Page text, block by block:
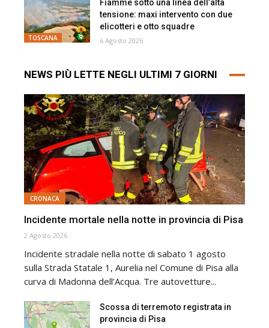
TOSCANA
Fiamme sotto una linea dell’alta
tensione: maxi intervento con due
elicotteri e otto squadre
6 Agosto 2026
NEWS PIÙ LETTE NEGLI ULTIMI 7 GIORNI
CRONACA
Incidente mortale nella notte in provincia di Pisa
2 Agosto 2026
Incidente stradale nella notte di sabato 1 agosto
sulla Strada Statale 1, Aurelia nel Comune di Pisa alla
curva di Madonna dell’Acqua. Tre autovetture...
Scossa di terremoto registrata in
provincia di Pisa